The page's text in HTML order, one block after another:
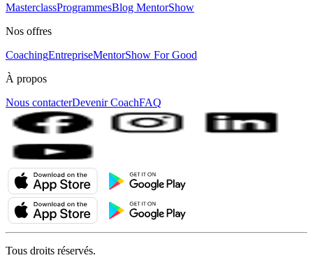
MasterclassProgrammesBlog MentorShow
Nos offres
CoachingEntrepriseMentorShow For Good
À propos
Nous contacterDevenir CoachFAQ
Tous droits réservés.